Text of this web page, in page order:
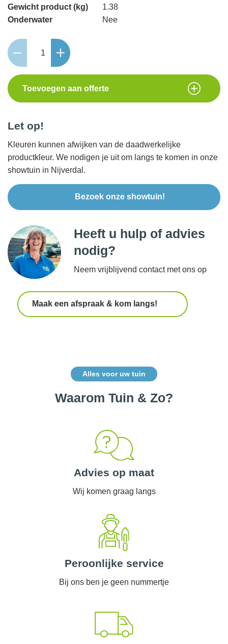
Gewicht product (kg)
1.38
Onderwater
Nee
Celata
aantal
Toevoegen aan offerte
Let op!
Kleuren kunnen afwijken van de daadwerkelijke
productkleur. We nodigen je uit om langs te komen in onze
showtuin in Nijverdal.
Bezoek onze showtuin!
Heeft u hulp of advies
nodig?
Neem vrijblijvend contact met ons op
Maak een afspraak & kom langs!
Alles voor uw tuin
Waarom Tuin & Zo?
Advies op maat
Wij komen graag langs
Peroonlijke service
Bij ons ben je geen nummertje